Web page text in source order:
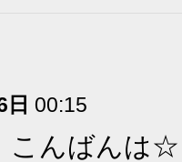
日 00:15
んばんは☆